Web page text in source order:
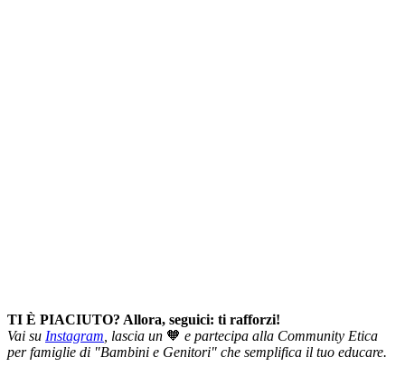
TI È PIACIUTO? Allora, seguici: ti rafforzi!
Vai su Instagram, lascia un 🧡 e partecipa alla Community Etica
per famiglie di "Bambini e Genitori" che semplifica il tuo educare.